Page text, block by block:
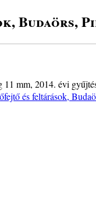
11 mm, 2014. évi
és feltárások,